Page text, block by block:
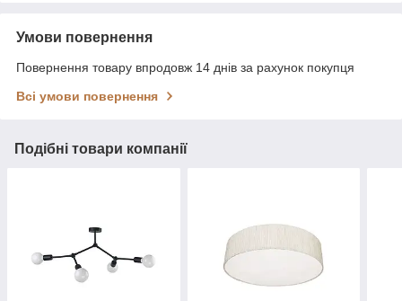
Умови повернення
Повернення товару впродовж 14 днів за рахунок покупця
Всі умови повернення
Подібні товари компанії